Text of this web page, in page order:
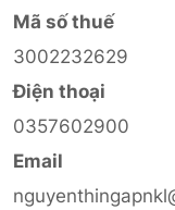
Mã số thuế
3002232629
Điện thoại
0357602900
Email